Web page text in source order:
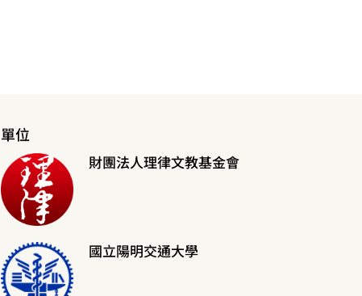
單位
財團法人理律文教基金會
國立陽明交通大學